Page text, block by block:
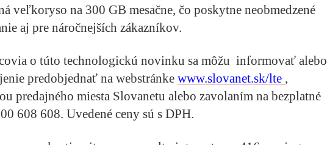
veľkoryso na 300 GB mesačne, čo poskytne neobmedzené
aj pre náročnejších zákazníkov.
o túto technologickú novinku sa môžu informovať alebo
predobjednať na webstránke www.slovanet.sk/lte ,
predajného miesta Slovanetu alebo zavolaním na bezplatné
608 608. Uvedené ceny sú s DPH.